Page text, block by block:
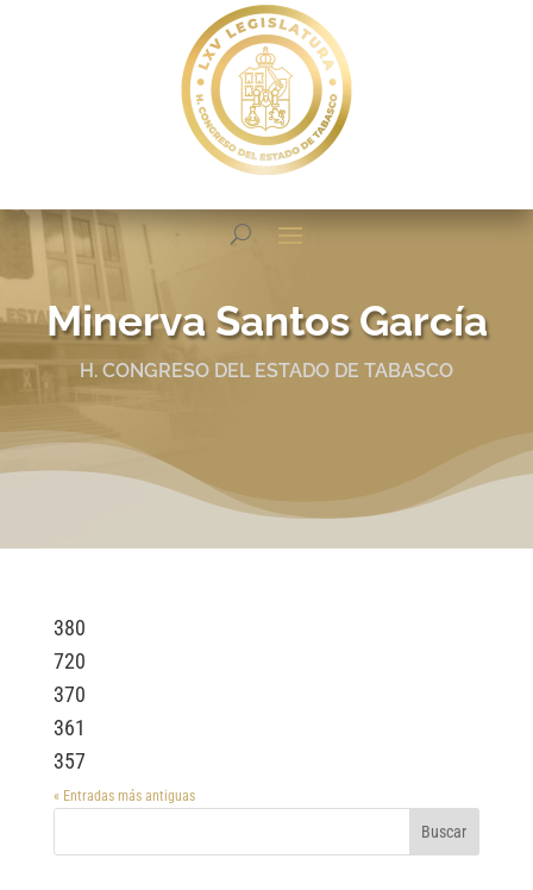
Minerva Santos García
H. CONGRESO DEL ESTADO DE TABASCO
380
720
370
361
357
« Entradas más antiguas